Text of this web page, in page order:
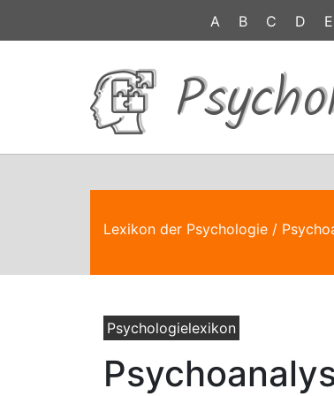
A B C D E
Lexikon der Psychologie /
Psychologielexikon